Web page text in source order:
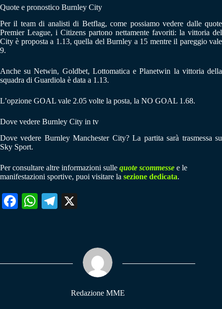
Quote e pronostico Burnley City
Per il team di analisti di Betflag, come possiamo vedere dalle quote
Premier League, i Citizens partono nettamente favoriti: la vittoria del
City è proposta a 1.13, quella del Burnley a 15 mentre il pareggio vale
9.
Anche su Netwin, Goldbet, Lottomatica e Planetwin la vittoria della
squadra di Guardiola è data a 1.13.
L’opzione GOAL vale 2.05 volte la posta, la NO GOAL 1.68.
Dove vedere Burnley City in tv
Dove vedere Burnley Manchester City? La partita sarà trasmessa su
Sky Sport.
Per consultare altre informazioni sulle quote scommesse e le
manifestazioni sportive, puoi visitare la sezione dedicata.
Fa W
pp
Te
m
Redazione MME